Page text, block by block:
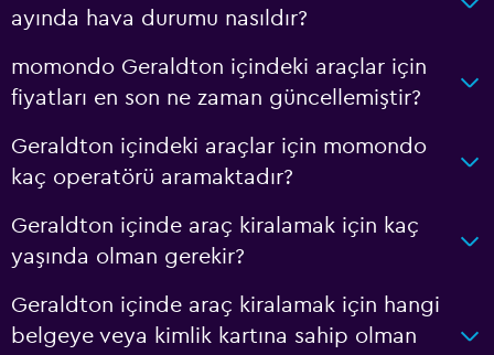
ayında hava durumu nasıldır?
momondo Geraldton içindeki araçlar için
fiyatları en son ne zaman güncellemiştir?
Geraldton içindeki araçlar için momondo
kaç operatörü aramaktadır?
Geraldton içinde araç kiralamak için kaç
yaşında olman gerekir?
Geraldton içinde araç kiralamak için hangi
belgeye veya kimlik kartına sahip olman